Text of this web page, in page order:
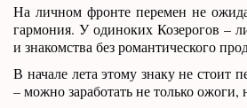
На личном фронте перемен не
гармония. У одиноких Козерогов –
и знакомства без романтического
В начале лета этому знаку не стоит
– можно заработать не только